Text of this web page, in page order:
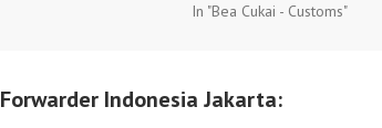
129/PMK.010/2017 3
Kedua atas Peraturan
267/PMK.010/2015
In "Bea Cukai - Customs"
Indonesia Jakarta: